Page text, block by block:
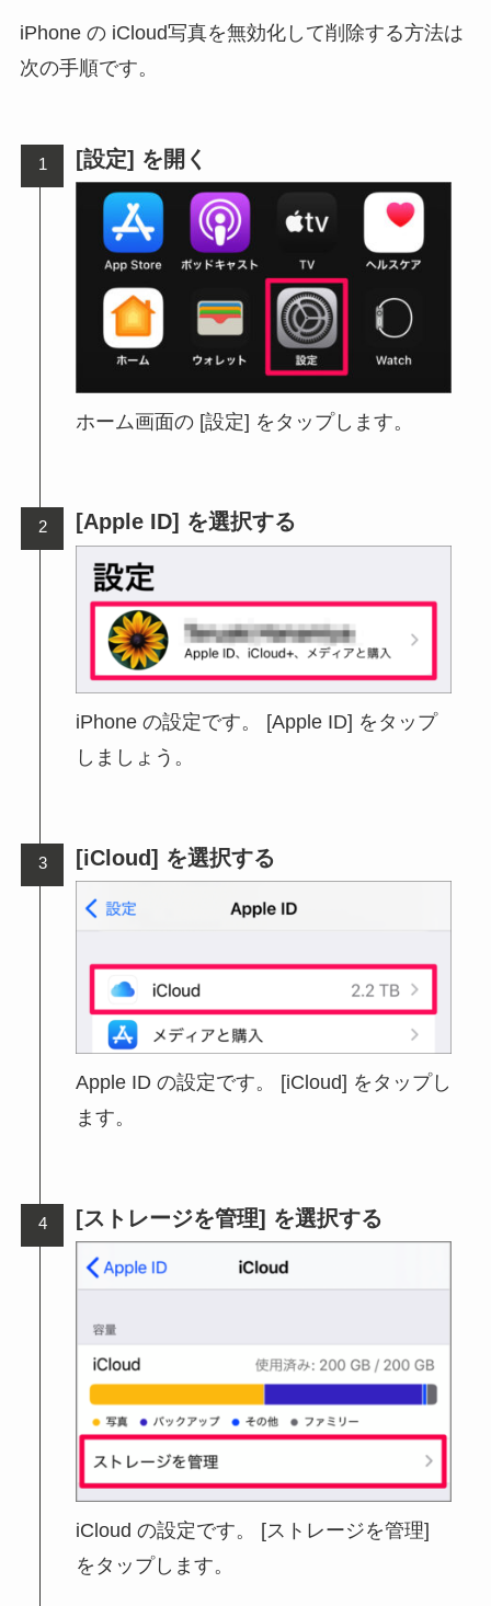
iPhone の iCloud写真を無効化して削除する方法は
次の手順です。
[設定] を開く
ホーム画面の [設定] をタップします。
[Apple ID] を選択する
iPhone の設定です。 [Apple ID] をタップ
しましょう。
[iCloud] を選択する
Apple ID の設定です。 [iCloud] をタップし
ます。
[ストレージを管理] を選択する
iCloud の設定です。 [ストレージを管理]
をタップします。